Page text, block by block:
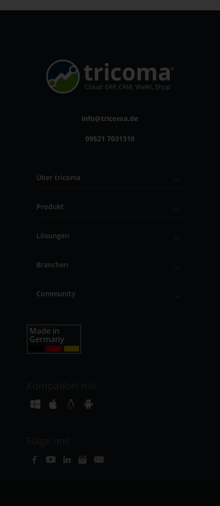
info@tricoma.de
09521 7031310
Über tricoma
Produkt
Lösungen
Branchen
Community